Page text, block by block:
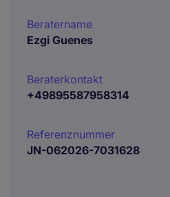
Beratername
Ezgi Guenes
Beraterkontakt
+49895587958314
Referenznummer
JN-062026-7031628